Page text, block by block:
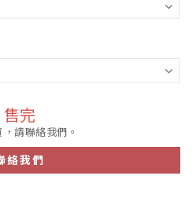
售完
請聯絡我們。
絡我們